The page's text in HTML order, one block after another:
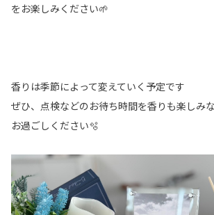
をお楽しみください🌱
香りは季節によって変えていく予定です
ぜひ、点検などのお待ち時間を香りも楽しみ
お過ごしください🫧